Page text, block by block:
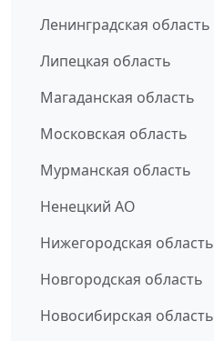
Ленинградская область
Липецкая область
Магаданская область
Московская область
Мурманская область
Ненецкий АО
Нижегородская область
Новгородская область
Новосибирская область